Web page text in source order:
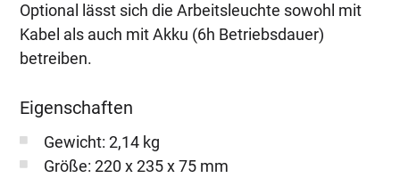
Optional lässt sich die Arbeitsleuchte sowohl mit
Kabel als auch mit Akku (6h Betriebsdauer)
betreiben.
Eigenschaften
Gewicht: 2,14 kg
Größe: 220 x 235 x 75 mm